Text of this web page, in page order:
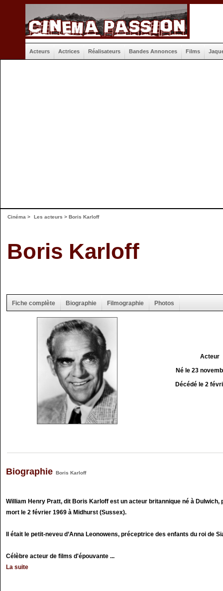
Acteurs Actrices Réalisateurs Bandes Annonces Films
Cinéma > Les acteurs > Boris Karloff
Boris Karloff
Fiche complète Biographie Filmographie Photos
Acteur
Né le 23
Décédé le 2
Biographie Boris Karloff
William Henry Pratt, dit Boris Karloff est un acteur britannique né à Dulwich,
mort le 2 février 1969 à Midhurst (Sussex).
Il était le petit-neveu d’Anna Leonowens, préceptrice des enfants du roi de
Célèbre acteur de films d'épouvante ...
La suite